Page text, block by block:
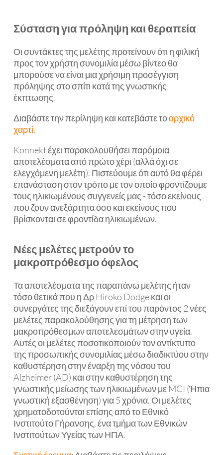
Σύσταση για πρόληψη και θεραπεία
Οι συντάκτες της μελέτης προτείνουν ότι η φιλική
προς τον χρήστη συνομιλία μέσω βίντεο θα
μπορούσε να είναι μια χρήσιμη προσέγγιση
πρόληψης στο σπίτι κατά της γνωστικής
έκπτωσης.
Διαβάστε την περίληψη και κατεβάστε τοαρχικό
χαρτί.
Konnekt έχει παρακολουθήσει παρόμοια
αποτελέσματα από πρώτο χέρι (αλλά όχι σε
ελεγχόμενη μελέτη). Πιστεύουμε ότι αυτό θα φέρει
επανάσταση στον τρόπο με τον οποίο φροντίζουμε
τους ηλικιωμένους συγγενείς μας - τόσο εκείνους
που ζουν ανεξάρτητα όσο και εκείνους που
βρίσκονται σε φροντίδα ηλικιωμένων.
Νέες μελέτες μετρούν το
μακροπρόθεσμο όφελος
Τα αποτελέσματα της παραπάνω μελέτης ήταν
τόσο θετικά που η Δρ Hiroko Dodge και οι
συνεργάτες της διεξάγουν επί του παρόντος 2 νέες
μελέτες παρακολούθησης για τη μέτρηση των
μακροπρόθεσμων αποτελεσμάτων στην υγεία.
Αυτές οι μελέτες ποσοτικοποιούν τον αντίκτυπο
της προσωπικής συνομιλίας μέσω διαδικτύου στην
καθυστέρηση στην έναρξη της νόσου του
Alzheimer (AD) και στην καθυστέρηση της
γνωστικής μείωσης των ηλικιωμένων με MCI (Ήπια
γνωστική εξασθένηση) για 5 χρόνια. Οι μελέτες
χρηματοδοτούνται επίσης από το Εθνικό
Ινστιτούτο Γήρανσης, ένα τμήμα των Εθνικών
Ινστιτούτων Υγείας των ΗΠΑ.